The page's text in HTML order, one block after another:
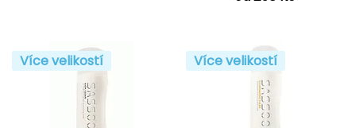
Více velikostí Více velikostí